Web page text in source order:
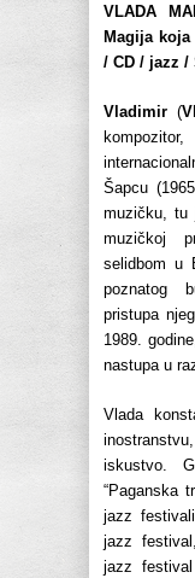
VLADA
Magija
/ CD / jazz /
Vladimir(
Šapcu
muzičku, tu
muzičkoj
selidbom u
poznatog
pristupa
1989.
nastupa u
Vlada
iskustvo.
“Paganska
jazz
jazz
jazz